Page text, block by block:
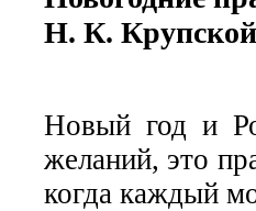
Н. К. Крупской
Новый год и
желаний, это
когда каждый